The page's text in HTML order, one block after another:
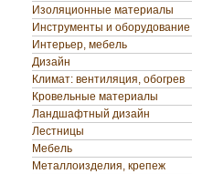
Изоляционные материалы
Инструменты и оборудование
Интерьер, мебель
Дизайн
Климат: вентиляция, обогрев
Кровельные материалы
Ландшафтный дизайн
Лестницы
Мебель
Металлоизделия, крепеж